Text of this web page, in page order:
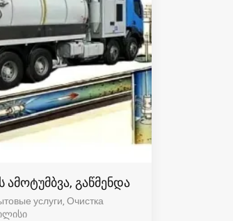
ამოტუმბვა, გაწმენდა
услуги, Очистка